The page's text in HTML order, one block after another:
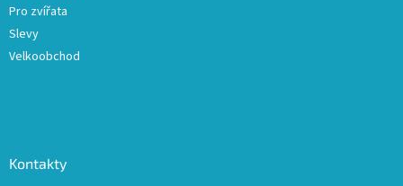
Pro zvířata
Slevy
Velkoobchod
Kontakty